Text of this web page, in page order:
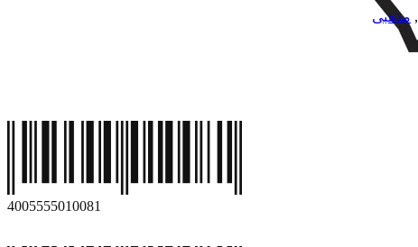
, مذهبی
4005555010081